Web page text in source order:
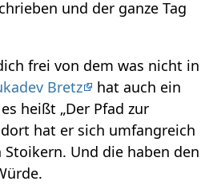
und der ganze Tag
frei von dem was nicht in
Bretz
hat auch ein
heißt „Der Pfad zur
hat er sich umfangreich
Und die haben den